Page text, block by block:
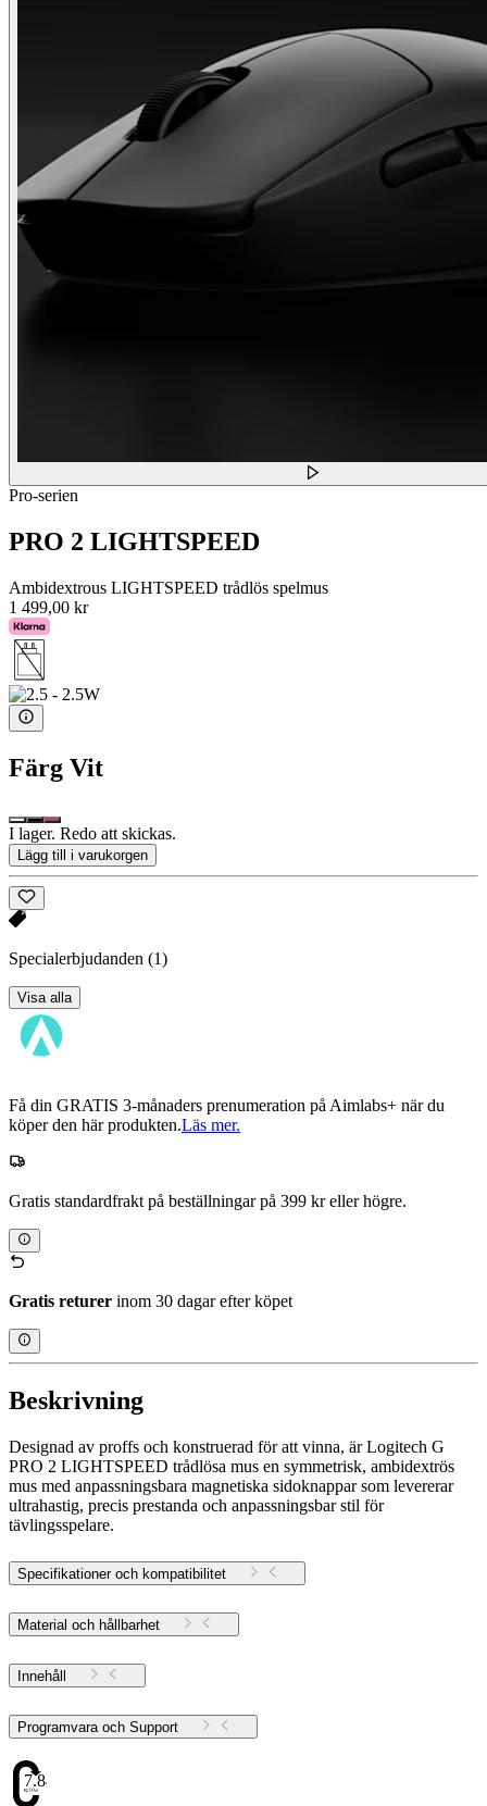
Pro-serien
PRO 2 LIGHTSPEED
Ambidextrous LIGHTSPEED trådlös spelmus
1 499,00 kr
Färg Vit
I lager. Redo att skickas.
Lägg till i varukorgen
Specialerbjudanden (1)
Visa alla
Få din GRATIS 3-månaders prenumeration på Aimlabs+ när du
köper den här produkten.Läs mer.
Gratis standardfrakt på beställningar på 399 kr eller högre.
Gratis returer inom 30 dagar efter köpet
Beskrivning
Designad av proffs och konstruerad för att vinna, är Logitech G
PRO 2 LIGHTSPEED trådlösa mus en symmetrisk, ambidextrös
mus med anpassningsbara magnetiska sidoknappar som levererar
ultrahastig, precis prestanda och anpassningsbar stil för
tävlingsspelare.
Specifikationer och kompatibilitet
Material och hållbarhet
Innehåll
Programvara och Support
7.84